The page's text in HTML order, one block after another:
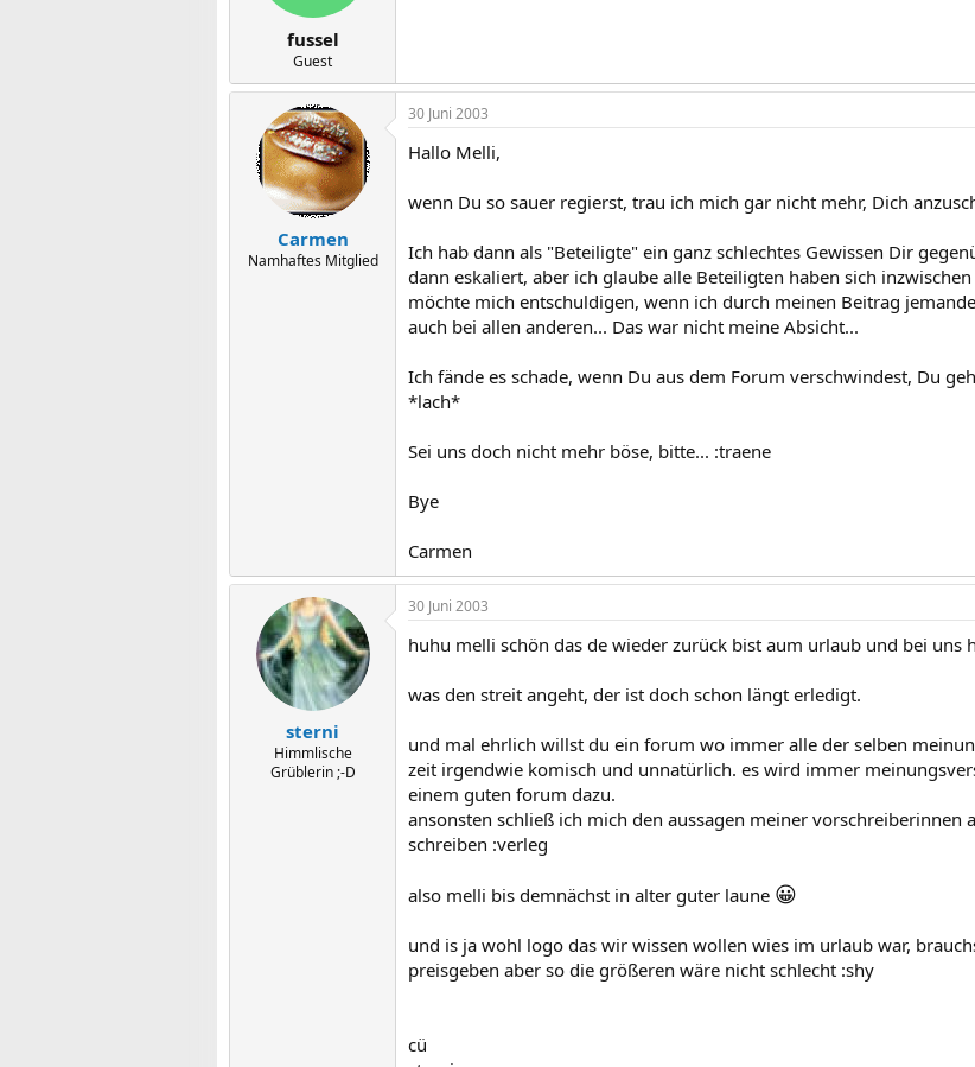
fussel
Guest
Carmen
Namhaftes Mitglied
30 Juni 2003
Hallo Melli,
wenn Du so sauer regierst, trau ich mich gar nicht mehr, Dich
Ich hab dann als "Beteiligte" ein ganz schlechtes Gewissen Dir
dann eskaliert, aber ich glaube alle Beteiligten haben sich
möchte mich entschuldigen, wenn ich durch meinen Beitrag
auch bei allen anderen... Das war nicht meine Absicht...
Ich fände es schade, wenn Du aus dem Forum verschwindest, Du
*lach*
Sei uns doch nicht mehr böse, bitte... :traene
Bye
Carmen
sterni
Himmlische
Grüblerin ;-D
30 Juni 2003
huhu melli schön das de wieder zurück bist aum urlaub und bei uns
was den streit angeht, der ist doch schon längt erledigt.
und mal ehrlich willst du ein forum wo immer alle der selben
zeit irgendwie komisch und unnatürlich. es wird immer
einem guten forum dazu.
ansonsten schließ ich mich den aussagen meiner vorschreiberinnen
schreiben :verleg
also melli bis demnächst in alter guter laune 😀
und is ja wohl logo das wir wissen wollen wies im urlaub war,
preisgeben aber so die größeren wäre nicht schlecht :shy
cü